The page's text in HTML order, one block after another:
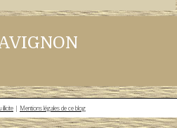
AVIGNON
| Mentions légales de ce blog